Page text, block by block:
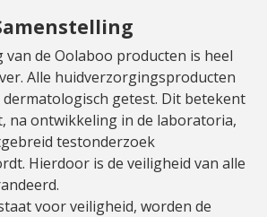
van de Oolaboo producten is heel
Alle huidverzorgingsproducten
getest. Dit betekent
na ontwikkeling in de laboratoria,
testonderzoek
Hierdoor is de veiligheid van alle
voor veiligheid, worden de